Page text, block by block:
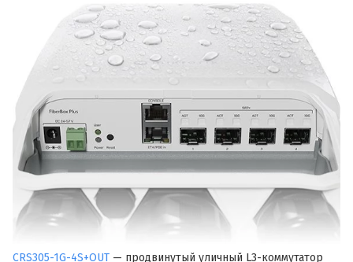
CRS305-1G-4S+OUT — продвинутый уличный L3-коммутатор